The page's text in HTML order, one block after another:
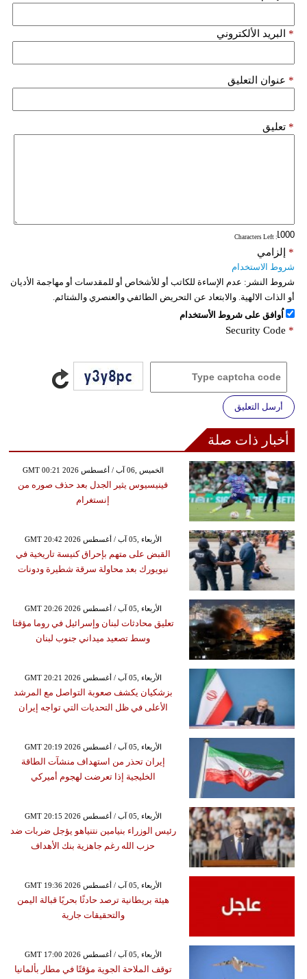
البريد الألكتروني *
عنوان التعليق *
تعليق *
: Characters Left
إلزامي *
شروط الاستخدام
شروط النشر: عدم الإساءة للكاتب أو للأشخاص أو للمقدسات أو مهاجمة الأديان
أو الذات الالهية. والابتعاد عن التحريض الطائفي والعنصري والشتائم.
اُوافق على شروط الأستخدام
Security Code *
أرسل التعليق
أخبار ذات صلة
GMT 00:21 2026 الخميس ,06 آب / أغسطس
فينيسيوس يثير الجدل بعد حذف صوره من
إنستغرام
GMT 20:42 2026 الأربعاء ,05 آب / أغسطس
القبض على متهم بإحراق كنيسة تاريخية في
نيويورك بعد محاولة سرقة شطيرة ودونات
GMT 20:26 2026 الأربعاء ,05 آب / أغسطس
تعليق محادثات لبنان وإسرائيل في روما مؤقتا
وسط تصعيد ميداني جنوب لبنان
GMT 20:21 2026 الأربعاء ,05 آب / أغسطس
بزشكيان يكشف صعوبة التواصل مع المرشد
الأعلى في ظل التحديات التي تواجه إيران
GMT 20:19 2026 الأربعاء ,05 آب / أغسطس
إيران تحذر من استهداف منشآت الطاقة
الخليجية إذا تعرضت لهجوم أميركي
GMT 20:15 2026 الأربعاء ,05 آب / أغسطس
رئيس الوزراء بنيامين نتنياهو يؤجل ضربات ضد
حزب الله رغم جاهزية بنك الأهداف
GMT 19:36 2026 الأربعاء ,05 آب / أغسطس
هيئة بريطانية ترصد حادثًا بحريًا قبالة اليمن
والتحقيقات جارية
GMT 17:00 2026 الأربعاء ,05 آب / أغسطس
توقف الملاحة الجوية مؤقتًا في مطار بألمانيا